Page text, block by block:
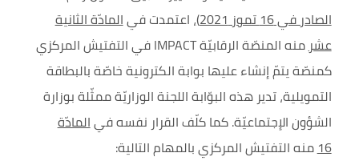
الصادر في 16 تموز 2021)
، اعتمدت فيالمادّة الثانية
عشرمنه المنصّة الرقابيّةIMPACTفي التفتيش المركزي
كمنصّة يتمّ إنشاء عليها بوابة الكترونية خاصّة بالبطاقة
التمويلية، تدير هذه البوّابة اللجنة الوزاريّة ممثّلة بوزارة
الشؤون الإجتماعيّة. كما كلّف القرار نفسه فيالمادّة
16منه التفتيش المركزي بالمهام التالية: